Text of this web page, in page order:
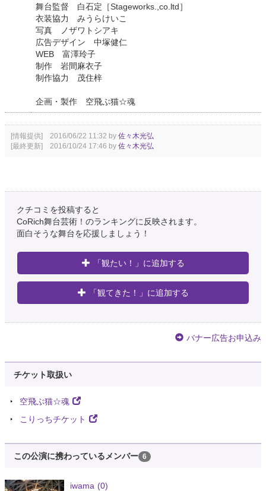
舞台監督 白石定［Stageworks.,co.ltd］
衣装協力 みうらけいこ
写真 ノザワトシアキ
広告デザイン 中塚健仁
WEB 富澤玲子
制作 岩間麻衣子
制作協力 茂住梓
企画・製作 空飛ぶ猫☆魂
[情報提供] 2016/06/22 11:32 by 佐々木光弘
[最終更新] 2016/10/24 17:46 by 佐々木光弘
クチコミを投稿すると
CoRich舞台芸術！のランキングに反映されます。
面白そうな舞台を応援しましょう！
「観たい！」に追加する
「観てきた！」に追加する
バナー広告お申込み
チケット取扱い
空飛ぶ猫☆魂
こりっちチケット
この公演に携わっているメンバー 6
iwama (0)